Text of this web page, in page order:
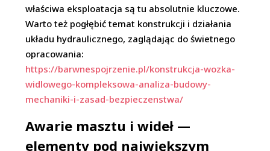
właściwa eksploatacja są tu absolutnie kluczowe.
Warto też pogłębić temat konstrukcji i działania
układu hydraulicznego, zaglądając do świetnego
opracowania:
https://barwnespojrzenie.pl/konstrukcja-wozka-
widlowego-kompleksowa-analiza-budowy-
mechaniki-i-zasad-bezpieczenstwa/
Awarie masztu i wideł —
elementy pod największym